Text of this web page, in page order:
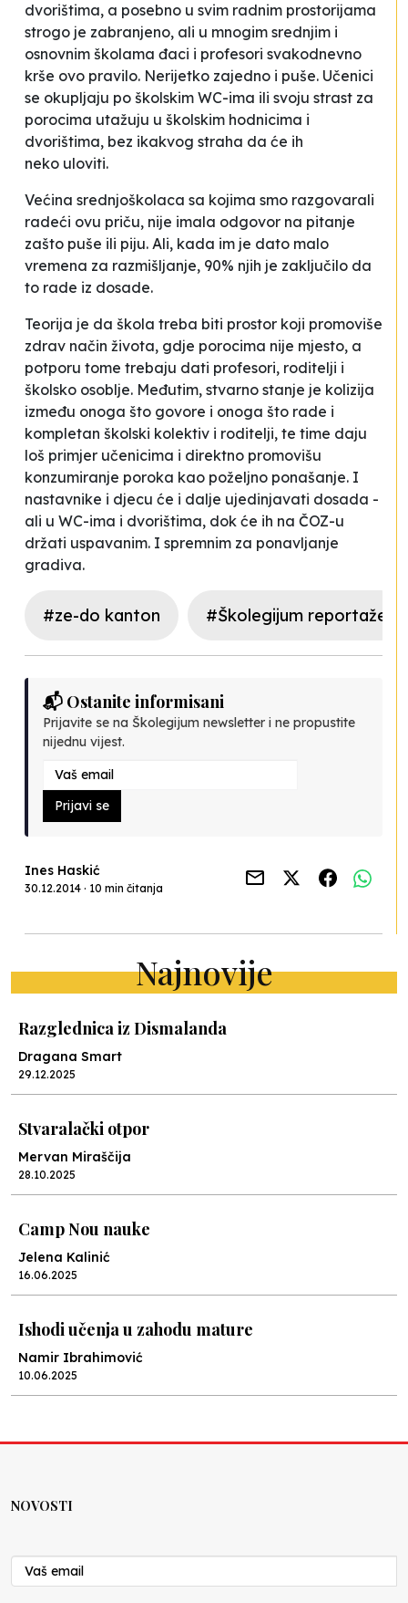
dvorištima, a posebno u svim radnim prostorijama
strogo je zabranjeno, ali u mnogim srednjim i
osnovnim školama đaci i profesori svakodnevno
krše ovo pravilo. Nerijetko zajedno i puše. Učenici
se okupljaju po školskim WC-ima ili svoju strast za
porocima utažuju u školskim hodnicima i
dvorištima, bez ikakvog straha da će ih
neko uloviti.
Većina srednjoškolaca sa kojima smo razgovarali
radeći ovu priču, nije imala odgovor na pitanje
zašto puše ili piju. Ali, kada im je dato malo
vremena za razmišljanje, 90% njih je zaključilo da
to rade iz dosade.
Teorija je da škola treba biti prostor koji promoviše
zdrav način života, gdje porocima nije mjesto, a
potporu tome trebaju dati profesori, roditelji i
školsko osoblje. Međutim, stvarno stanje je kolizija
između onoga što govore i onoga što rade i
kompletan školski kolektiv i roditelji, te time daju
loš primjer učenicima i direktno promovišu
konzumiranje poroka kao poželjno ponašanje. I
nastavnike i djecu će i dalje ujedinjavati dosada -
ali u WC-ima i dvorištima, dok će ih na ČOZ-u
držati uspavanim. I spremnim za ponavljanje
gradiva.
#ze-do kanton #Školegijum reportaže
📬 Ostanite informisani
Prijavite se na Školegijum newsletter i ne propustite
nijednu vijest.
Prijavi se
Ines Haskić
30.12.2014 · 10 min čitanja
Najnovije
Razglednica iz Dismalanda
Dragana Smart
29.12.2025
Stvaralački otpor
Mervan Miraščija
28.10.2025
Camp Nou nauke
Jelena Kalinić
16.06.2025
Ishodi učenja u zahodu mature
Namir Ibrahimović
10.06.2025
Nenad Veličković
29.10.2024
NOVOSTI